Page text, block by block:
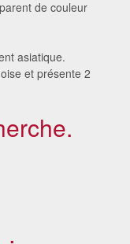
de couleur
asiatique.
et présente 2